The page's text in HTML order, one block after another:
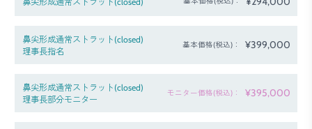
鼻尖形成通常ストラット(closed)
理事長指名
基本価格(税込)： ¥399,000
鼻尖形成通常ストラット(closed)
理事長部分モニター
モニター価格(税込)： ¥395,000